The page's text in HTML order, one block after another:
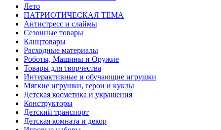
Лето
ПАТРИОТИЧЕСКАЯ ТЕМА
Антистресс и слаймы
Сезонные товары
Канцтовары
Расходные материалы
Роботы, Машины и Оружие
Товары для творчества
Интерактивные и обучающие игрушки
Мягкие игрушки, герои и куклы
Детская косметика и украшения
Конструкторы
Детский транспорт
Детская комната и декор